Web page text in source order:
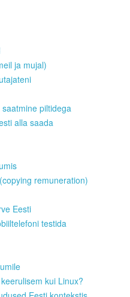
ja mujal)
piltidega
alla saada
remuneration)
Eesti
testida
kui Linux?